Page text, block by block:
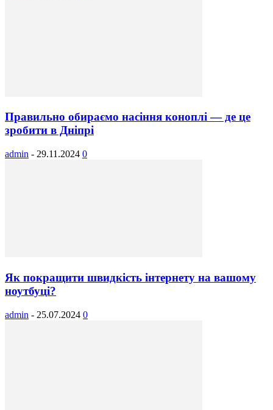
Правильно обираємо насіння коноплі — де це
зробити в Дніпрі
admin - 29.11.2024 0
Як покращити швидкість інтернету на вашому
ноутбуці?
admin - 25.07.2024 0